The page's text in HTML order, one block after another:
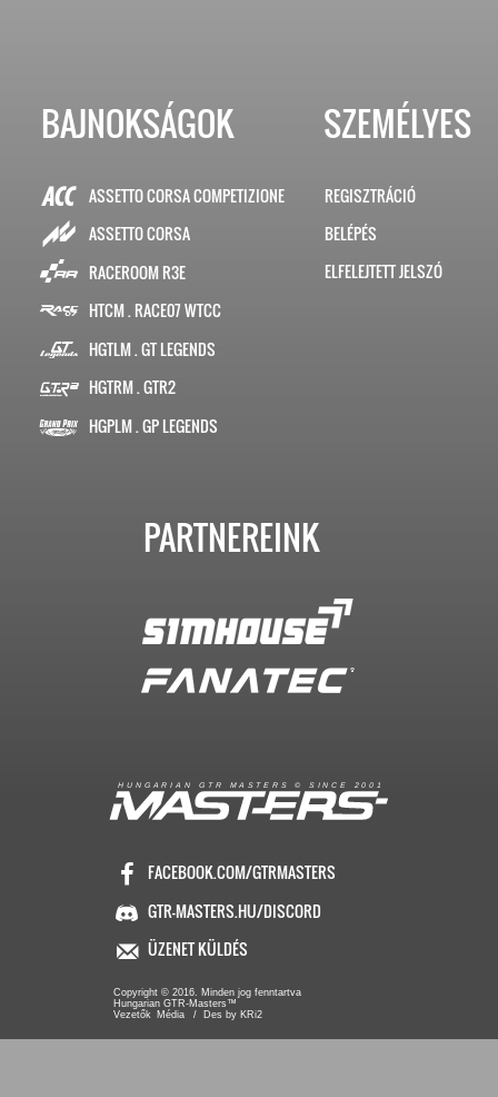
BAJNOKSÁGOK
ASSETTO CORSA COMPETIZIONE
ASSETTO CORSA
RACEROOM R3E
HTCM . RACE07 WTCC
HGTLM . GT LEGENDS
HGTRM . GTR2
HGPLM . GP LEGENDS
SZEMÉLYES
REGISZTRÁCIÓ
BELÉPÉS
ELFELEJTETT JELSZÓ
PARTNEREINK
H U N G A R I A N G T R M A S T E R S © S I N C E 2 0 0 1
FACEBOOK.COM/GTRMASTERS
GTR-MASTERS.HU/DISCORD
ÜZENET KÜLDÉS
Copyright © 2016. Minden jog fenntartva
Hungarian GTR-Masters™
Vezetők Média / Des by KRi2